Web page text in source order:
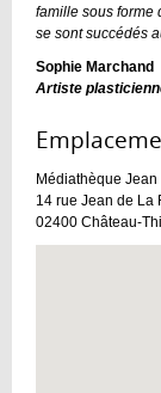
famille sous forme
se sont succédés
Sophie Marchand
Artiste
Médiathèque Jean
14 rue Jean de La
02400 Château-